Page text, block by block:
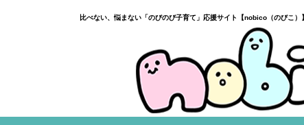
比べない、悩まない「のびのび子育て」応援サイト【nobico（のび